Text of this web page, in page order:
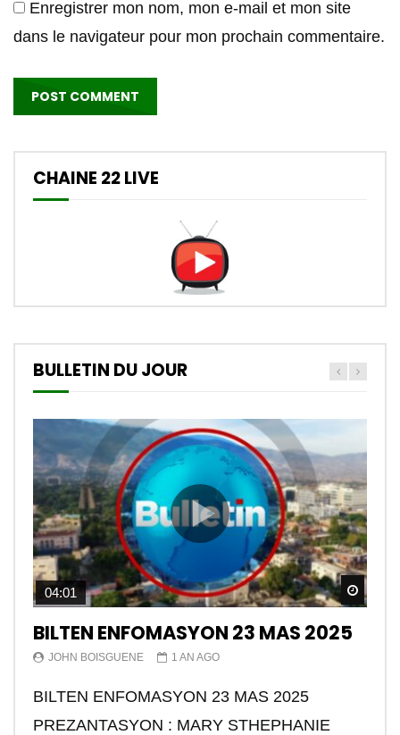
Enregistrer mon nom, mon e-mail et mon site
dans le navigateur pour mon prochain commentaire.
CHAINE 22 LIVE
BULLETIN DU JOUR
04:01
BILTEN ENFOMASYON 23 MAS 2025
JOHN BOISGUENE 1 AN AGO
BILTEN ENFOMASYON 23 MAS 2025
PREZANTASYON : MARY STHEPHANIE